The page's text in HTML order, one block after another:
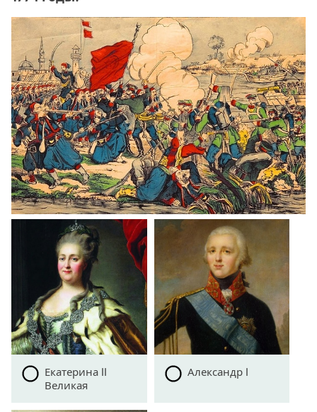
Екатерина II
Великая
Александр I